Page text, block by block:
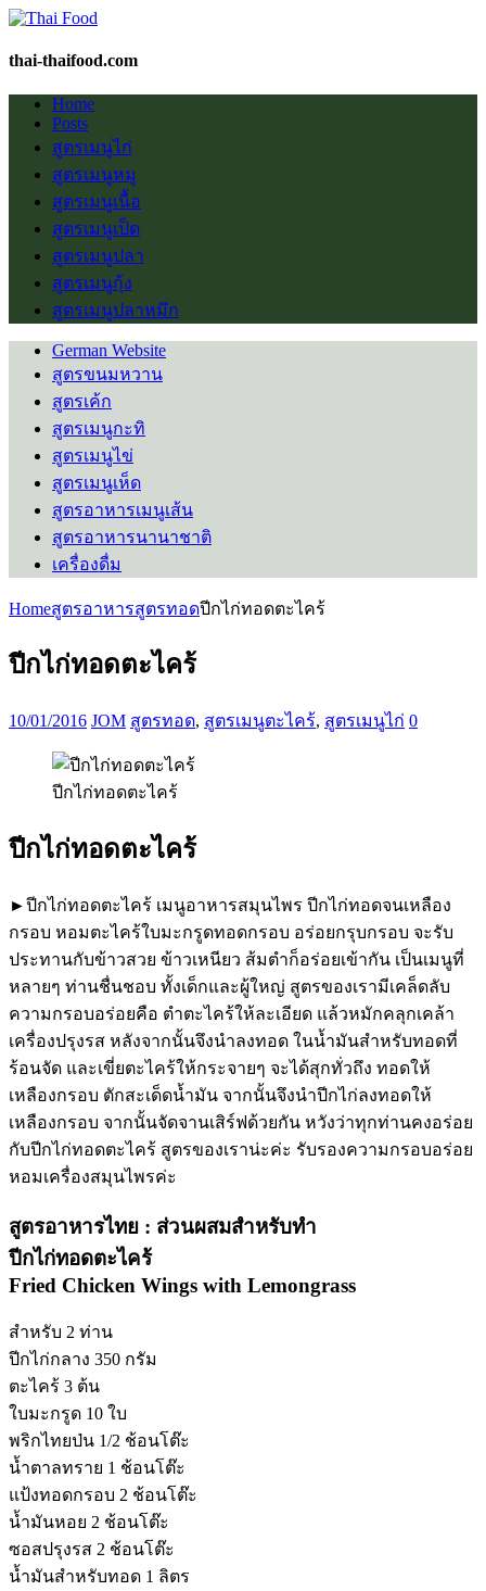
thai-thaifood.com
Home
Posts
สูตรเมนูไก่
สูตรเมนูหมู
สูตรเมนูเนื้อ
สูตรเมนูเป็ด
สูตรเมนูปลา
สูตรเมนูกุ้ง
สูตรเมนูปลาหมึก
German Website
สูตรขนมหวาน
สูตรเค้ก
สูตรเมนูกะทิ
สูตรเมนูไข่
สูตรเมนูเห็ด
สูตรอาหารเมนูเส้น
สูตรอาหารนานาชาติ
เครื่องดื่ม
Homeสูตรอาหารสูตรทอดปีกไก่ทอดตะไคร้
ปีกไก่ทอดตะไคร้
10/01/2016 JOM สูตรทอด, สูตรเมนูตะไคร้, สูตรเมนูไก่ 0
ปีกไก่ทอดตะไคร้
ปีกไก่ทอดตะไคร้
►ปีกไก่ทอดตะไคร้ เมนูอาหารสมุนไพร ปีกไก่ทอดจนเหลือง
กรอบ หอมตะไคร้ใบมะกรูดทอดกรอบ อร่อยกรุบกรอบ จะรับ
ประทานกับข้าวสวย ข้าวเหนียว ส้มตำก็อร่อยเข้ากัน เป็นเมนูที่
หลายๆ ท่านชื่นชอบ ทั้งเด็กและผู้ใหญ่ สูตรของเรามีเคล็ดลับ
ความกรอบอร่อยคือ ตำตะไคร้ให้ละเอียด แล้วหมักคลุกเคล้า
เครื่องปรุงรส หลังจากนั้นจึงนำลงทอด ในน้ำมันสำหรับทอดที่
ร้อนจัด และเขี่ยตะไคร้ให้กระจายๆ จะได้สุกทั่วถึง ทอดให้
เหลืองกรอบ ตักสะเด็ดน้ำมัน จากนั้นจึงนำปีกไก่ลงทอดให้
เหลืองกรอบ จากนั้นจัดจานเสิร์ฟด้วยกัน หวังว่าทุกท่านคงอร่อย
กับปีกไก่ทอดตะไคร้ สูตรของเราน่ะค่ะ รับรองความกรอบอร่อย
หอมเครื่องสมุนไพรค่ะ
สูตรอาหารไทย : ส่วนผสมสำหรับทำ
ปีกไก่ทอดตะไคร้
Fried Chicken Wings with Lemongrass
สำหรับ 2 ท่าน
ปีกไก่กลาง 350 กรัม
ตะไคร้ 3 ต้น
ใบมะกรูด 10 ใบ
พริกไทยป่น 1/2 ช้อนโต๊ะ
น้ำตาลทราย 1 ช้อนโต๊ะ
แป้งทอดกรอบ 2 ช้อนโต๊ะ
น้ำมันหอย 2 ช้อนโต๊ะ
ซอสปรุงรส 2 ช้อนโต๊ะ
น้ำมันสำหรับทอด 1 ลิตร